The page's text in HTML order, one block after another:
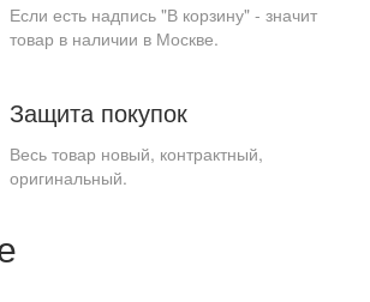
Если есть надпись "В корзину" - значит
товар в наличии в Москве.
Защита покупок
Весь товар новый, контрактный,
оригинальный.